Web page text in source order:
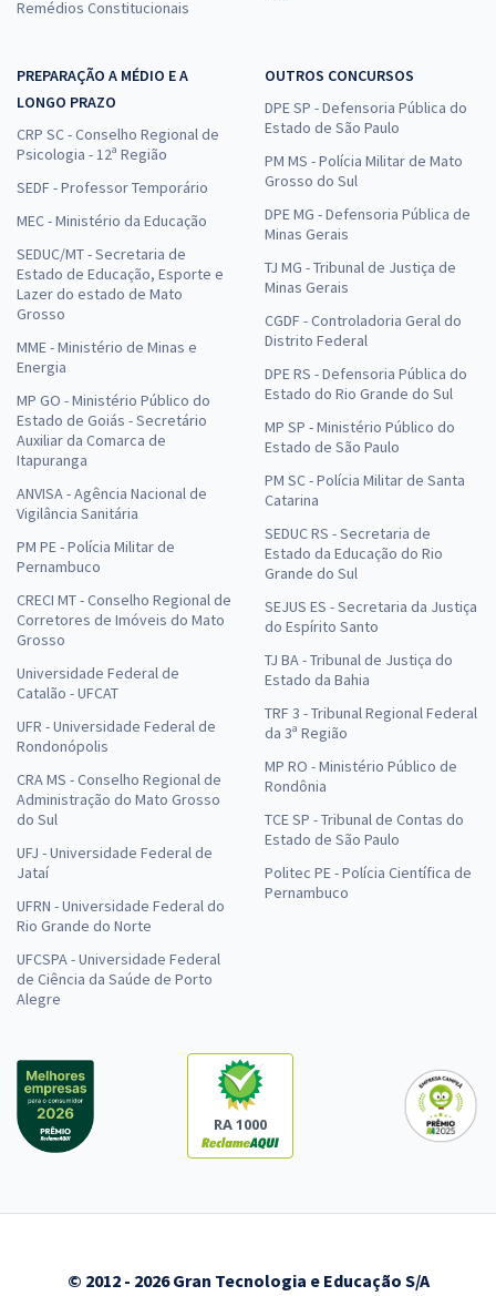
Remédios Constitucionais
PREPARAÇÃO A MÉDIO E A
LONGO PRAZO
CRP SC - Conselho Regional de
Psicologia - 12ª Região
SEDF - Professor Temporário
MEC - Ministério da Educação
SEDUC/MT - Secretaria de
Estado de Educação, Esporte e
Lazer do estado de Mato
Grosso
MME - Ministério de Minas e
Energia
MP GO - Ministério Público do
Estado de Goiás - Secretário
Auxiliar da Comarca de
Itapuranga
ANVISA - Agência Nacional de
Vigilância Sanitária
PM PE - Polícia Militar de
Pernambuco
CRECI MT - Conselho Regional de
Corretores de Imóveis do Mato
Grosso
Universidade Federal de
Catalão - UFCAT
UFR - Universidade Federal de
Rondonópolis
CRA MS - Conselho Regional de
Administração do Mato Grosso
do Sul
UFJ - Universidade Federal de
Jataí
UFRN - Universidade Federal do
Rio Grande do Norte
UFCSPA - Universidade Federal
de Ciência da Saúde de Porto
Alegre
OUTROS CONCURSOS
DPE SP - Defensoria Pública do
Estado de São Paulo
PM MS - Polícia Militar de Mato
Grosso do Sul
DPE MG - Defensoria Pública de
Minas Gerais
TJ MG - Tribunal de Justiça de
Minas Gerais
CGDF - Controladoria Geral do
Distrito Federal
DPE RS - Defensoria Pública do
Estado do Rio Grande do Sul
MP SP - Ministério Público do
Estado de São Paulo
PM SC - Polícia Militar de Santa
Catarina
SEDUC RS - Secretaria de
Estado da Educação do Rio
Grande do Sul
SEJUS ES - Secretaria da Justiça
do Espírito Santo
TJ BA - Tribunal de Justiça do
Estado da Bahia
TRF 3 - Tribunal Regional Federal
da 3ª Região
MP RO - Ministério Público de
Rondônia
TCE SP - Tribunal de Contas do
Estado de São Paulo
Politec PE - Polícia Científica de
Pernambuco
RA 1000
© 2012 - 2026 Gran Tecnologia e Educação S/A